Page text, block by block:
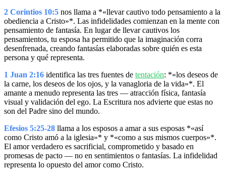
2 Corintios 10:5 nos llama a *«llevar cautivo todo pensamiento a la
obediencia a Cristo»*. Las infidelidades comienzan en la mente con
pensamiento de fantasía. En lugar de llevar cautivos los
pensamientos, tu esposa ha permitido que la imaginación corra
desenfrenada, creando fantasías elaboradas sobre quién es esta
persona y qué representa.
1 Juan 2:16 identifica las tres fuentes de tentación: *«los deseos de
la carne, los deseos de los ojos, y la vanagloria de la vida»*. El
amante a menudo representa las tres — atracción física, fantasía
visual y validación del ego. La Escritura nos advierte que estas no
son del Padre sino del mundo.
Efesios 5:25-28 llama a los esposos a amar a sus esposas *«así
como Cristo amó a la iglesia»* y *«como a sus mismos cuerpos»*.
El amor verdadero es sacrificial, comprometido y basado en
promesas de pacto — no en sentimientos o fantasías. La infidelidad
representa lo opuesto del amor como Cristo.